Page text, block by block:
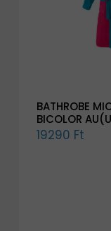
BATHROBE
BICOLOR
19290 Ft